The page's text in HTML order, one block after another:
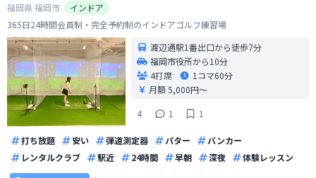
福岡県福岡市
インドア
365日24時間会員制・完全予約制のインドアゴルフ練習場
渡辺通駅1番出口から徒歩7分
福岡市役所から10分
4打席
1コマ60分
月額 5,000円〜
4
1 1
打ち放題 安い 弾道測定器 パター
バンカー
レンタルクラブ
駅近 24時間 早朝 深夜
体験レッスン